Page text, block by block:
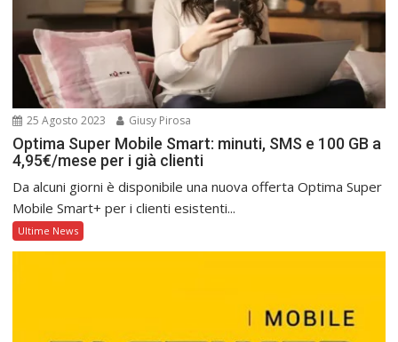
25 Agosto 2023 Giusy Pirosa
Optima Super Mobile Smart: minuti, SMS e 100 GB a
4,95€/mese per i già clienti
Da alcuni giorni è disponibile una nuova offerta Optima Super
Mobile Smart+ per i clienti esistenti...
Ultime News